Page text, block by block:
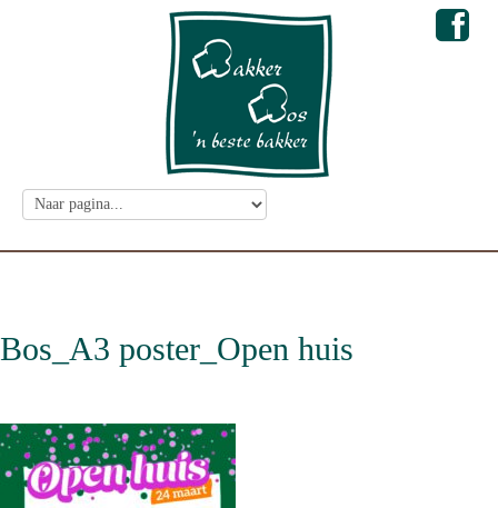
Bos_A3 poster_Open huis